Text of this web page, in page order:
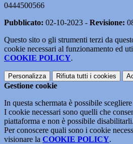
0444500566
Pubblicato: 02-10-2023 - Revisione:
Questo sito o gli strumenti terzi da
cookie necessari al funzionamento ed
COOKIE POLICY.
Personalizza Rifiuta tutti i cookies
Gestione cookie
In questa schermata è possibile
I cookie necessari sono quelli che
piattaforma e non è possibile disabilitarli.
Per conoscere quali sono i cookie
visionare la COOKIE POLICY.